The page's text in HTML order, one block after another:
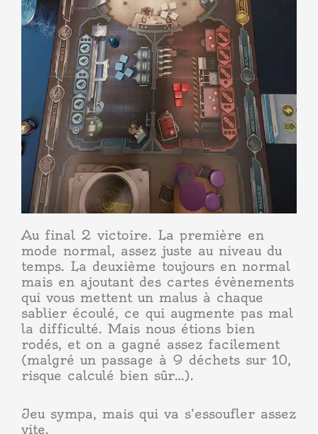
Au final 2 victoire. La première en
mode normal, assez juste au niveau du
temps. La deuxième toujours en normal
mais en ajoutant des cartes évènements
qui vous mettent un malus à chaque
sablier écoulé, ce qui augmente pas mal
la difficulté. Mais nous étions bien
rodés, et on a gagné assez facilement
(malgré un passage à 9 déchets sur 10,
risque calculé bien sûr…).
Jeu sympa, mais qui va s’essoufler assez
vite.